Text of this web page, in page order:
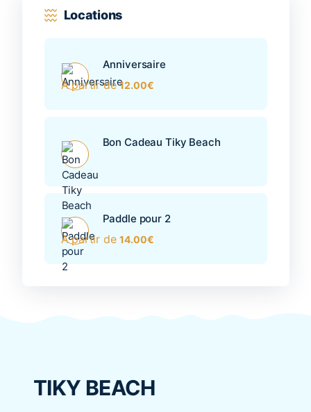
Locations
Anniversaire
A partir de12.00€
Bon Cadeau Tiky Beach
Paddle pour 2
A partir de14.00€
TIKY BEACH